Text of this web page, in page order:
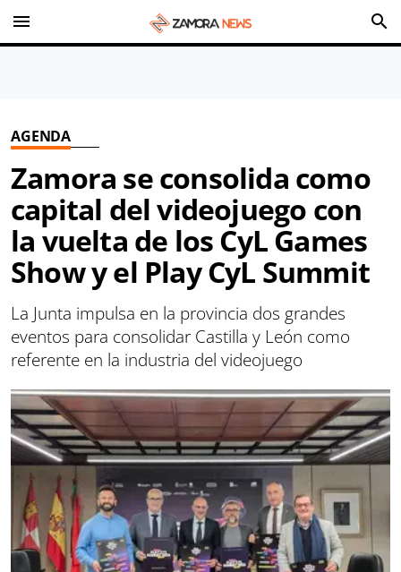
menu search
AGENDA
Zamora se consolida como
capital del videojuego con
la vuelta de los CyL Games
Show y el Play CyL Summit
La Junta impulsa en la provincia dos grandes
eventos para consolidar Castilla y León como
referente en la industria del videojuego